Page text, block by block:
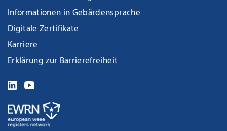
Informationen in Gebärdensprache
Digitale Zertifikate
Karriere
Erklärung zur Barrierefreiheit